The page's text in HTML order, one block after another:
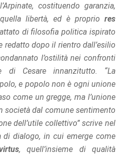
costituendo garanzia,
libertà, ed è proprio res
di filosofia politica ispirato
redatto dopo il rientro dall’esilio
l’ostilità nei confronti
Cesare innanzitutto. “La
e popolo non è ogni unione
come un gregge, ma l’unione
società dal comune sentimento
dell’utile collettivo” scrive nel
dialogo, in cui emerge come
, quell’insieme di qualità